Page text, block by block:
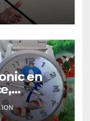
en
que